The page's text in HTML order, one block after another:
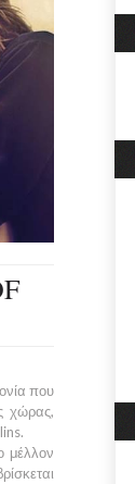
που
χώρας,
.
μέλλον